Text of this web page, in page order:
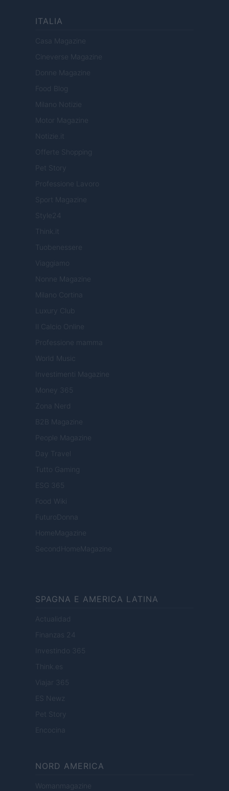
ITALIA
Casa Magazine
Cineverse Magazine
Donne Magazine
Food Blog
Milano Notizie
Motor Magazine
Notizie.it
Offerte Shopping
Pet Story
Professione Lavoro
Sport Magazine
Style24
Think.it
Tuobenessere
Viaggiamo
Nonne Magazine
Milano Cortina
Luxury Club
Il Calcio Online
Professione mamma
World Music
Investimenti Magazine
Money 365
Zona Nerd
B2B Magazine
People Magazine
Day Travel
Tutto Gaming
ESG 365
Food Wiki
FuturoDonna
HomeMagazine
SecondHomeMagazine
SPAGNA E AMERICA LATINA
Actualidad
Finanzas 24
Investindo 365
Think.es
Viajar 365
ES Newz
Pet Story
Encocina
NORD AMERICA
Womanmagazine